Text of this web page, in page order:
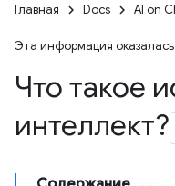
Главная Docs AI on
Эта информация
Что такое
интеллект?